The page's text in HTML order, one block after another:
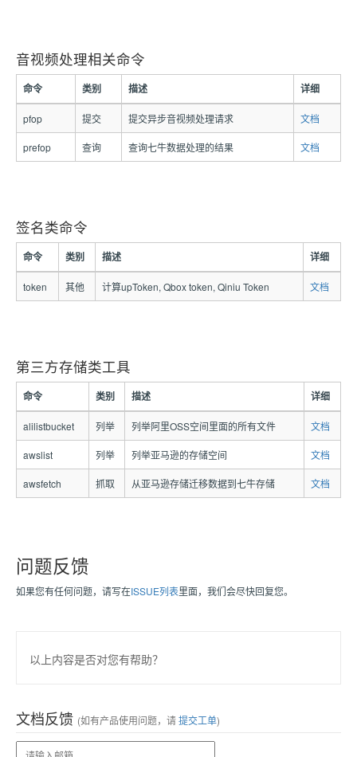
音视频处理相关命令
命令 类别 描述 详细
pfop 提交 提交异步音视频处理请求 文档
prefop 查询 查询七牛数据处理的结果 文档
签名类命令
命令 类别 描述 详细
token 其他 计算upToken, Qbox token, Qiniu Token 文档
第三方存储类工具
命令 类别 描述 详细
alilistbucket 列举 列举阿里OSS空间里面的所有文件 文档
awslist 列举 列举亚马逊的存储空间 文档
awsfetch 抓取 从亚马逊存储迁移数据到七牛存储 文档
问题反馈
如果您有任何问题，请写在ISSUE列表里面，我们会尽快回复您。
以上内容是否对您有帮助？
文档反馈 (如有产品使用问题，请提交工单)